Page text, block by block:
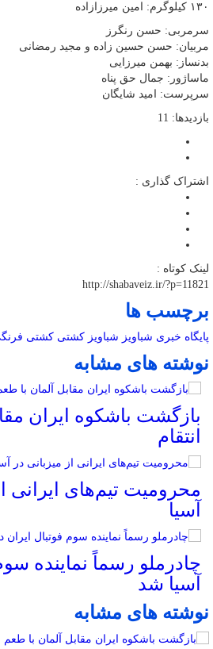
۱۳۰ کیلوگرم: امین میرزازاده
سرمربی: حسن رنگرز
مربیان: حسن حسین زاده و مجید رمضانی
بدنساز: بهمن میرزایی
ماساژور: جمال حق پناه
سرپرست: امید شایگان
بازدیدها: 11
اشتراک گذاری :
لینک کوتاه :
http://shabaveiz.ir/?p=11821
برچسب ها
پایگاه خبری شباویز شباویز کشتی کشتی
نوشته های مشابه
بازگشت باشکوه ایران
انتقام
محرومیت تیم‌های ایرانی
آسیا
چادرملو رسماً نماینده
آسیا شد
نوشته های مشابه